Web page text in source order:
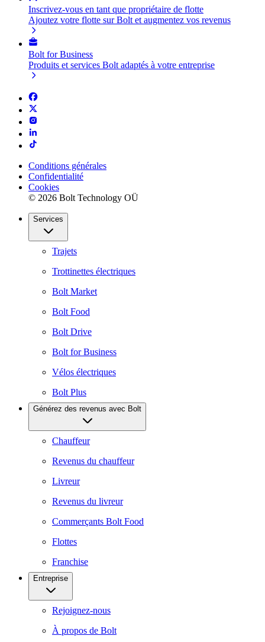
Inscrivez-vous en tant que propriétaire de flotte
Ajoutez votre flotte sur Bolt et augmentez vos revenus
Bolt for Business
Produits et services Bolt adaptés à votre entreprise
Conditions générales
Confidentialité
Cookies
© 2026 Bolt Technology OÜ
Services
Trajets
Trottinettes électriques
Bolt Market
Bolt Food
Bolt Drive
Bolt for Business
Vélos électriques
Bolt Plus
Générez des revenus avec Bolt
Chauffeur
Revenus du chauffeur
Livreur
Revenus du livreur
Commerçants Bolt Food
Flottes
Franchise
Entreprise
Rejoignez-nous
À propos de Bolt